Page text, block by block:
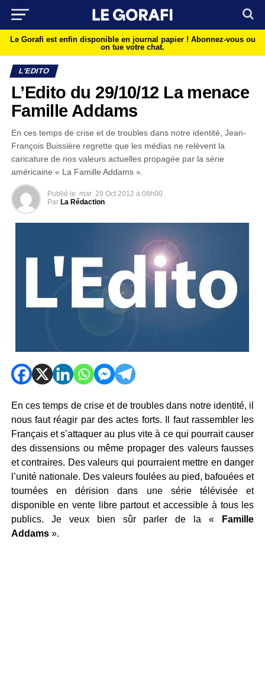
Le Gorafi est enfin disponible en journal papier ! Abonnez-vous ou
on tue votre chat.
L'EDITO
L’Edito du 29/10/12 La menace
Famille Addams
En ces temps de crise et de troubles dans notre identité, Jean-
François Buissière regrette que les médias ne relèvent la
caricature de nos valeurs actuelles propagée par la série
américaine « La Famille Addams ».
Publié le mar 29 Oct 2012 à 08h00
Par La Rédaction
En ces temps de crise et de troubles dans notre identité, il
nous faut réagir par des actes forts. Il faut rassembler les
Français et s’attaquer au plus vite à ce qui pourrait causer
des dissensions ou même propager des valeurs fausses
et contraires. Des valeurs qui pourraient mettre en danger
l’unité nationale. Des valeurs foulées au pied, bafouées et
tournées en dérision dans une série télévisée et
disponible en vente libre partout et accessible à tous les
publics. Je veux bien sûr parler de la « Famille
Addams ».